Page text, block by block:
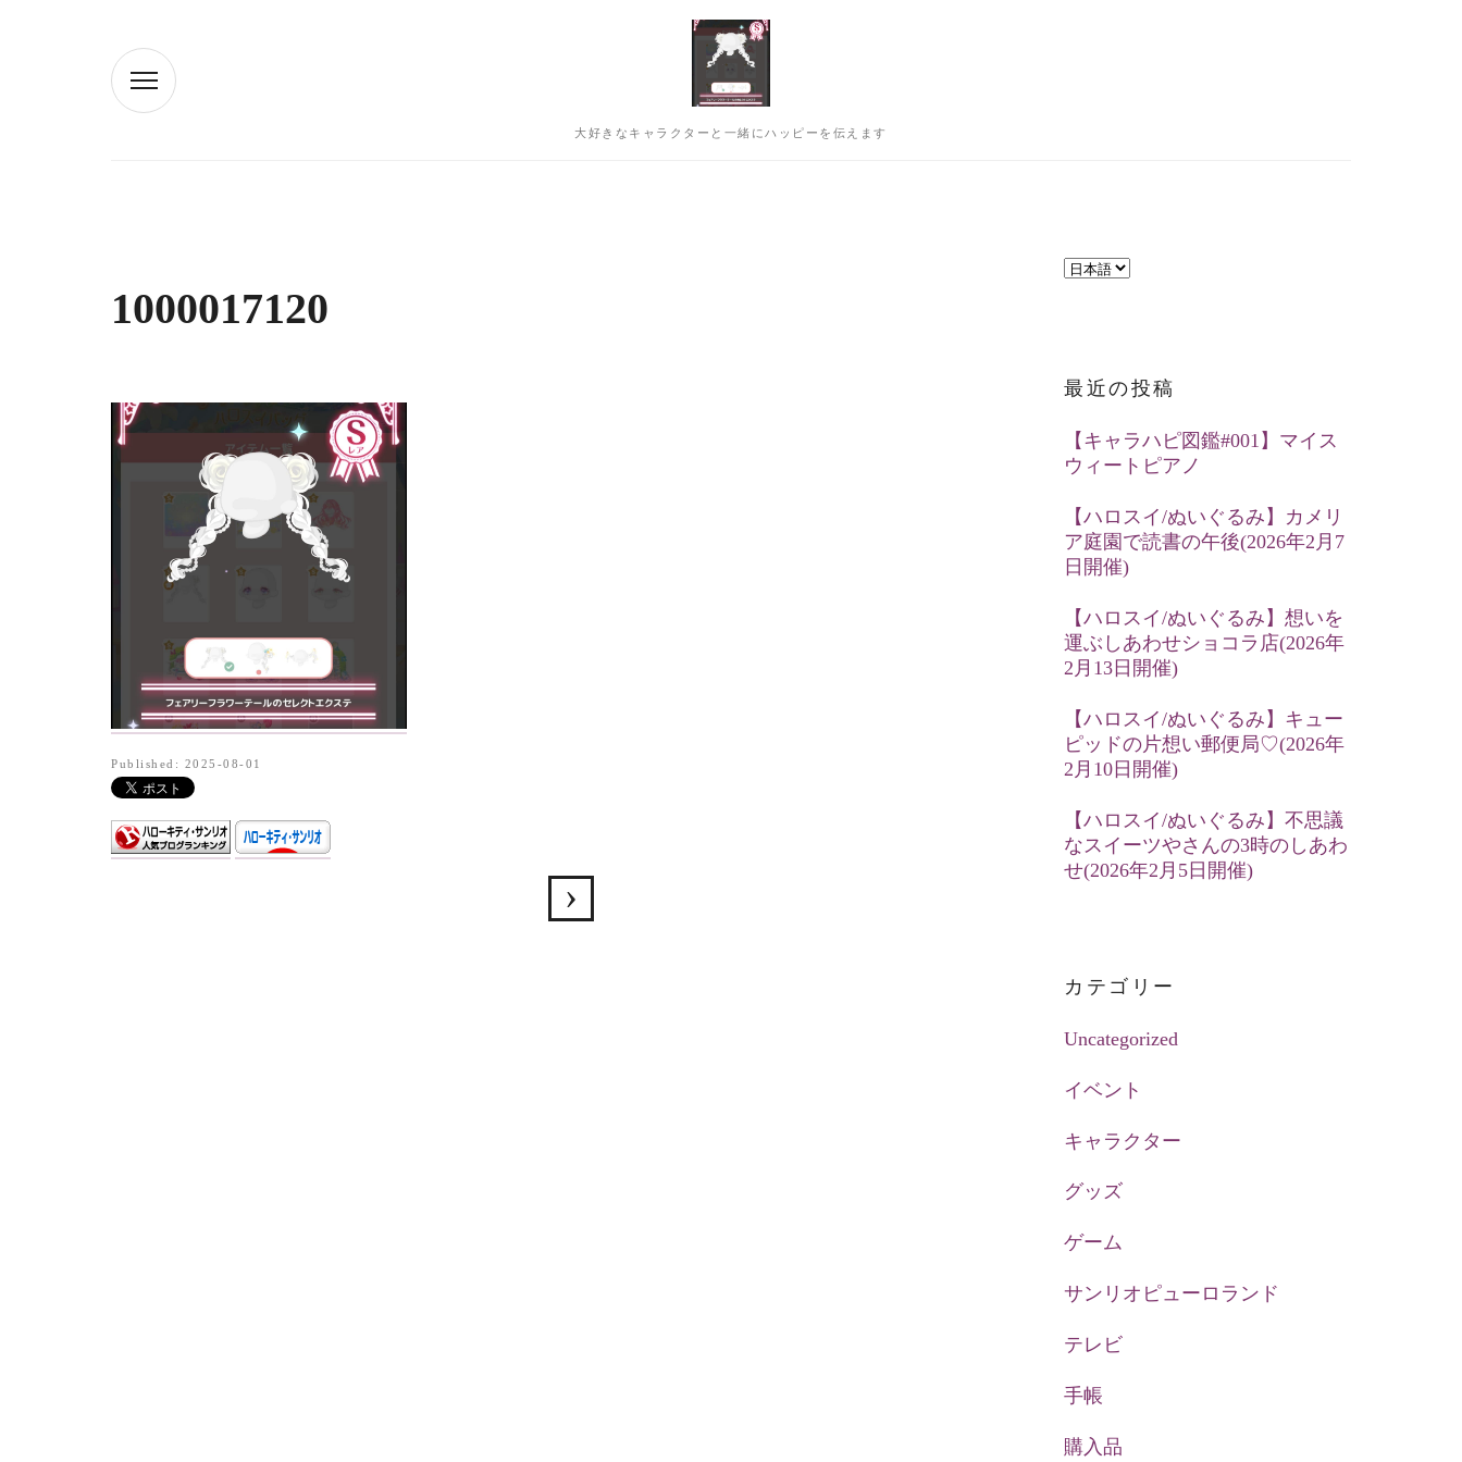
大好きなキャラクターと一緒にハッピーを伝えます
1000017120
Published: 2025-08-01
言
択
最近の投稿
【キャラハピ図鑑#001】マイス
ウィートピアノ
【ハロスイ/ぬいぐるみ】カメリ
ア庭園で読書の午後(2026年2月7
日開催)
【ハロスイ/ぬいぐるみ】想いを
運ぶしあわせショコラ店(2026年
2月13日開催)
【ハロスイ/ぬいぐるみ】キュー
ピッドの片想い郵便局♡(2026年
2月10日開催)
【ハロスイ/ぬいぐるみ】不思議
なスイーツやさんの3時のしあわ
せ(2026年2月5日開催)
カテゴリー
Uncategorized
イベント
キャラクター
グッズ
ゲーム
サンリオピューロランド
テレビ
手帳
購入品